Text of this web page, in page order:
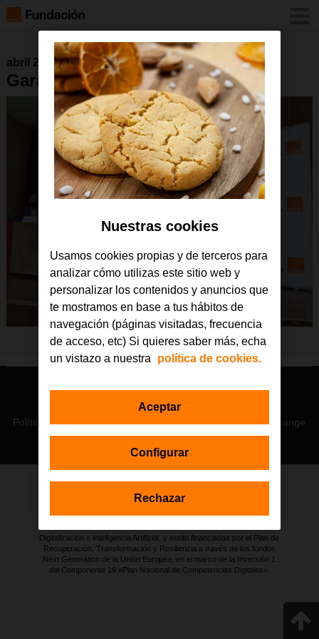
abril 2022
GarageLab Valencia
© Orange 2026
Lectura accesible: Confort+
Política de privacidad
Política de cookies Aviso legal Orange
impulsada por Red.es, Ministerio para la Transformación Digital y de
Digitalización e Inteligencia Artificial, y están financiadas por el Plan de
Recuperación, Transformación y Resiliencia a través de los fondos
Next Generation de la Unión Europea, en el marco de la Inversión 1
del Componente 19 «Plan Nacional de Competencias Digitales».
Nuestras cookies
Usamos cookies propias y de terceros para
analizar cómo utilizas este sitio web y
personalizar los contenidos y anuncios que
te mostramos en base a tus hábitos de
navegación (páginas visitadas, frecuencia
de acceso, etc) Si quieres saber más, echa
un vistazo a nuestra
política de cookies.
Configurar
Rechazar
Aceptar